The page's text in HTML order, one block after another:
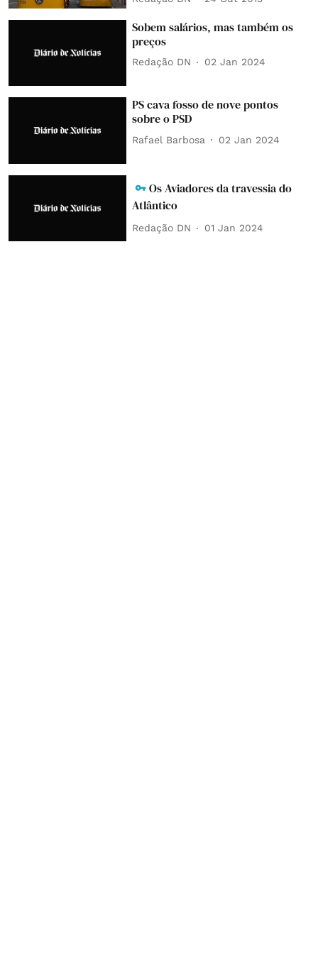
Sobem salários, mas também os
preços
Redação DN 02 Jan 2024
PS cava fosso de nove pontos
sobre o PSD
Rafael Barbosa 02 Jan 2024
Os Aviadores da travessia do
Atlântico
Redação DN 01 Jan 2024